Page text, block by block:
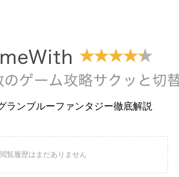
ランブルーファンタジー徹底解説